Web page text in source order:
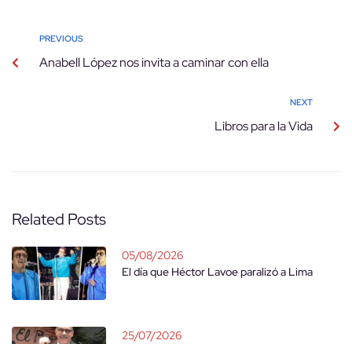
PREVIOUS
Anabell López nos invita a caminar con ella
NEXT
Libros para la Vida
Related Posts
05/08/2026
El día que Héctor Lavoe paralizó a Lima
25/07/2026